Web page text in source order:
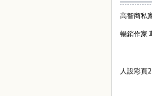
高智商私
暢銷作家
人設彩頁